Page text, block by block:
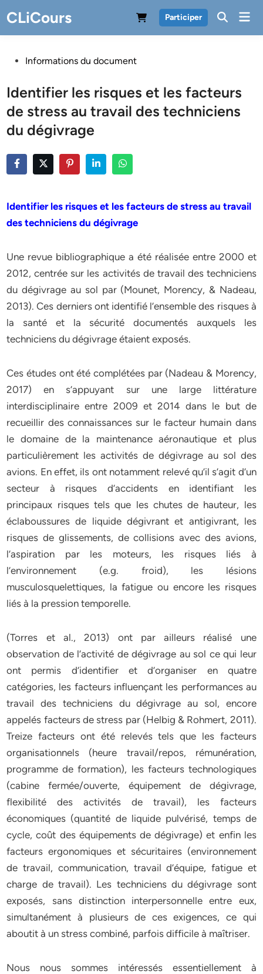
to
content
CLiCours Participer
PostedInformations du document
Identifier les risques et les facteurs
de stress au travail des techniciens
du dégivrage
Identifier les risques et les facteurs de stress au travail
des techniciens du dégivrage
Une revue bibliographique a été réalisée entre 2000 et
2012, centrée sur les activités de travail des techniciens
du dégivrage au sol par (Mounet, Morency, & Nadeau,
2013). Ces derniers ont identifié l’ensemble des risques à
la santé et la sécurité documentés auxquels les
techniciens du dégivrage étaient exposés.
Ces études ont été complétées par (Nadeau & Morency,
2017) en s’appuyant sur une large littérature
interdisciplinaire entre 2009 et 2014 dans le but de
recueillir des connaissances sur le facteur humain dans
le domaine de la maintenance aéronautique et plus
particulièrement les activités de dégivrage au sol des
avions. En effet, ils ont notamment relevé qu’il s’agit d’un
secteur à risques d’accidents en identifiant les
principaux risques tels que les chutes de hauteur, les
éclaboussures de liquide dégivrant et antigivrant, les
risques de glissements, de collisions avec des avions,
l’aspiration par les moteurs, les risques liés à
l’environnement (e.g. froid), les lésions
musculosquelettiques, la fatigue ou encore les risques
liés à la pression temporelle.
(Torres et al., 2013) ont par ailleurs réalisé une
observation de l’activité de dégivrage au sol ce qui leur
ont permis d’identifier et d’organiser en quatre
catégories, les facteurs influençant les performances au
travail des techniciens du dégivrage au sol, encore
appelés facteurs de stress par (Helbig & Rohmert, 2011).
Treize facteurs ont été relevés tels que les facteurs
organisationnels (heure travail/repos, rémunération,
programme de formation), les facteurs technologiques
(cabine fermée/ouverte, équipement de dégivrage,
flexibilité des activités de travail), les facteurs
économiques (quantité de liquide pulvérisé, temps de
cycle, coût des équipements de dégivrage) et enfin les
facteurs ergonomiques et sécuritaires (environnement
de travail, communication, travail d’équipe, fatigue et
charge de travail). Les techniciens du dégivrage sont
exposés, sans distinction interpersonnelle entre eux,
simultanément à plusieurs de ces exigences, ce qui
aboutit à un stress combiné, parfois difficile à maîtriser.
Nous nous sommes intéressés essentiellement à